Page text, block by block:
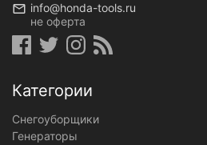
info@honda-tools.ru
не оферта
Категории
Снегоуборщики
Генераторы